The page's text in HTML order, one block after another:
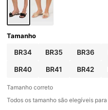
Tamanho
BR34 BR35 BR36
BR40 BR41 BR42
Tamanho correto
Todos os tamanho são elegíveis para